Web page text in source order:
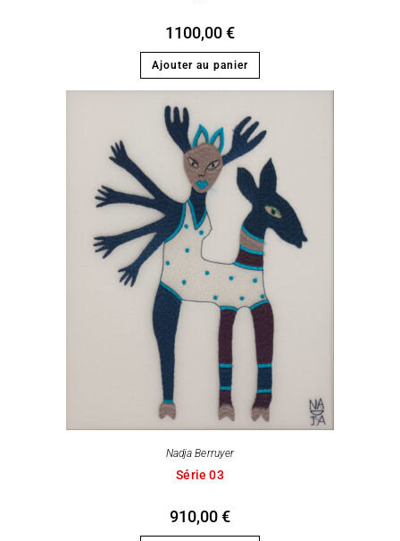
1100,00€
Ajouter au panier
Nadja Berruyer
Série 03
910,00€